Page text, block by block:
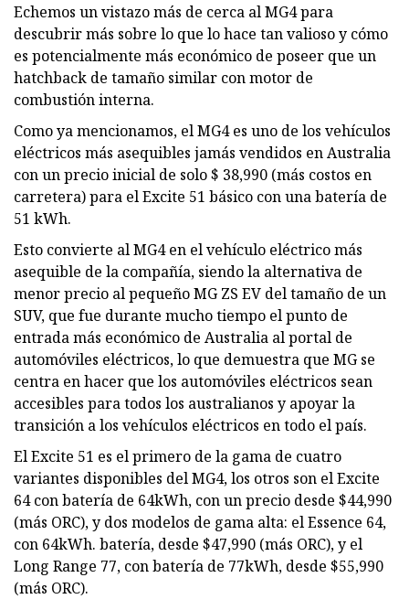
Echemos un vistazo más de cerca al MG4 para
descubrir más sobre lo que lo hace tan valioso y cómo
es potencialmente más económico de poseer que un
hatchback de tamaño similar con motor de
combustión interna.
Como ya mencionamos, el MG4 es uno de los vehículos
eléctricos más asequibles jamás vendidos en Australia
con un precio inicial de solo $ 38,990 (más costos en
carretera) para el Excite 51 básico con una batería de
51 kWh.
Esto convierte al MG4 en el vehículo eléctrico más
asequible de la compañía, siendo la alternativa de
menor precio al pequeño MG ZS EV del tamaño de un
SUV, que fue durante mucho tiempo el punto de
entrada más económico de Australia al portal de
automóviles eléctricos, lo que demuestra que MG se
centra en hacer que los automóviles eléctricos sean
accesibles para todos los australianos y apoyar la
transición a los vehículos eléctricos en todo el país.
El Excite 51 es el primero de la gama de cuatro
variantes disponibles del MG4, los otros son el Excite
64 con batería de 64kWh, con un precio desde $44,990
(más ORC), y dos modelos de gama alta: el Essence 64,
con 64kWh. batería, desde $47,990 (más ORC), y el
Long Range 77, con batería de 77kWh, desde $55,990
(más ORC).